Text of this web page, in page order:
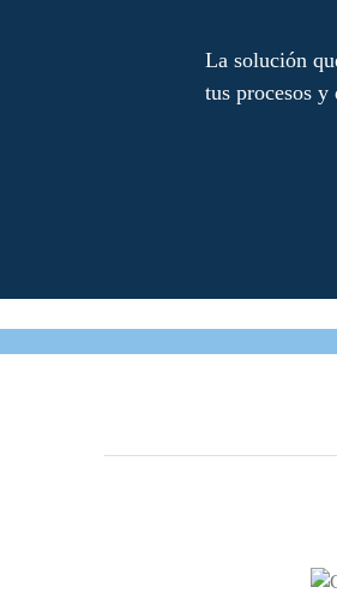
La solución
tus procesos